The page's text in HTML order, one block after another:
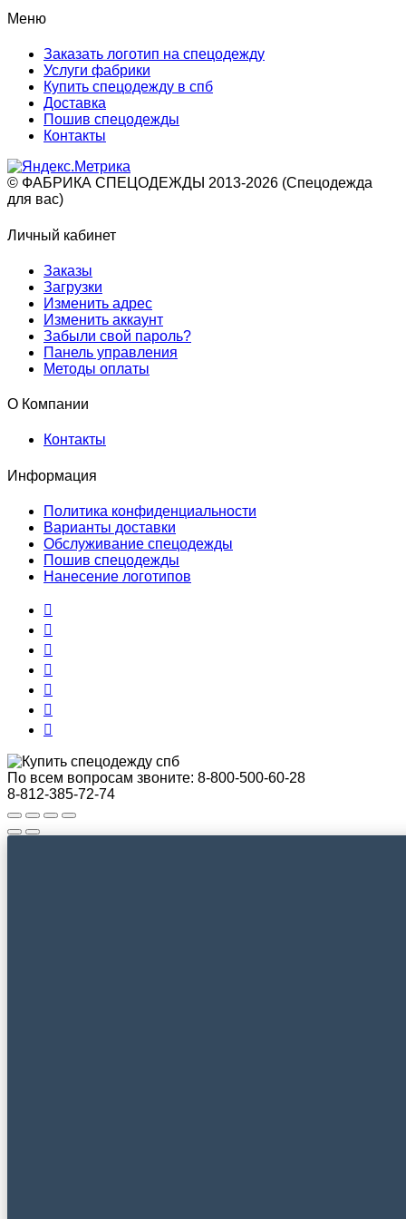
Меню
Заказать логотип на спецодежду
Услуги фабрики
Купить спецодежду в спб
Доставка
Пошив спецодежды
Контакты
© ФАБРИКА СПЕЦОДЕЖДЫ 2013-2026 (Спецодежда
для вас)
Личный кабинет
Заказы
Загрузки
Изменить адрес
Изменить аккаунт
Забыли свой пароль?
Панель управления
Методы оплаты
О Компании
Контакты
Информация
Политика конфиденциальности
Варианты доставки
Обслуживание спецодежды
Пошив спецодежды
Нанесение логотипов
По всем вопросам звоните: 8-800-500-60-28
8-812-385-72-74